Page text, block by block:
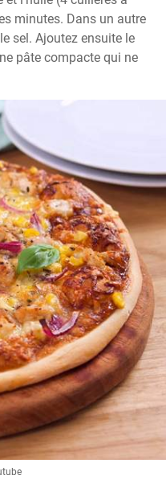
minutes. Dans un autre
sel. Ajoutez ensuite le
pâte compacte qui ne